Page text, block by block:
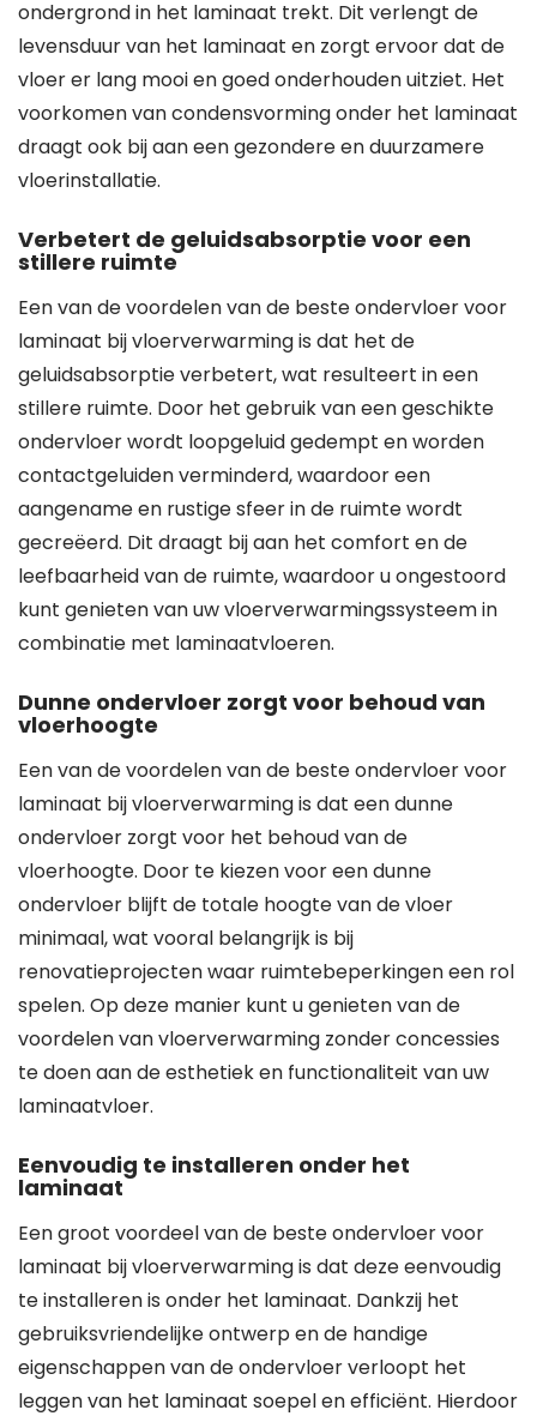
ondergrond in het laminaat trekt. Dit verlengt de
levensduur van het laminaat en zorgt ervoor dat de
vloer er lang mooi en goed onderhouden uitziet. Het
voorkomen van condensvorming onder het laminaat
draagt ook bij aan een gezondere en duurzamere
vloerinstallatie.
Verbetert de geluidsabsorptie voor een
stillere ruimte
Een van de voordelen van de beste ondervloer voor
laminaat bij vloerverwarming is dat het de
geluidsabsorptie verbetert, wat resulteert in een
stillere ruimte. Door het gebruik van een geschikte
ondervloer wordt loopgeluid gedempt en worden
contactgeluiden verminderd, waardoor een
aangename en rustige sfeer in de ruimte wordt
gecreëerd. Dit draagt bij aan het comfort en de
leefbaarheid van de ruimte, waardoor u ongestoord
kunt genieten van uw vloerverwarmingssysteem in
combinatie met laminaatvloeren.
Dunne ondervloer zorgt voor behoud van
vloerhoogte
Een van de voordelen van de beste ondervloer voor
laminaat bij vloerverwarming is dat een dunne
ondervloer zorgt voor het behoud van de
vloerhoogte. Door te kiezen voor een dunne
ondervloer blijft de totale hoogte van de vloer
minimaal, wat vooral belangrijk is bij
renovatieprojecten waar ruimtebeperkingen een rol
spelen. Op deze manier kunt u genieten van de
voordelen van vloerverwarming zonder concessies
te doen aan de esthetiek en functionaliteit van uw
laminaatvloer.
Eenvoudig te installeren onder het
laminaat
Een groot voordeel van de beste ondervloer voor
laminaat bij vloerverwarming is dat deze eenvoudig
te installeren is onder het laminaat. Dankzij het
gebruiksvriendelijke ontwerp en de handige
eigenschappen van de ondervloer verloopt het
leggen van het laminaat soepel en efficiënt. Hierdoor